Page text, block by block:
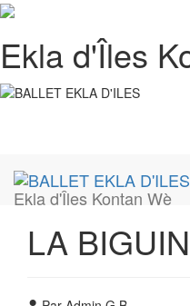
Ekla d'Îles
Ekla d'Îles Kontan Wè
LA